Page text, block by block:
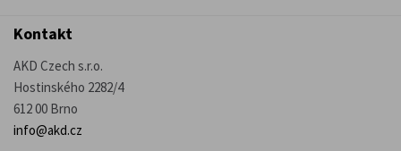
Kontakt
AKD Czech s.r.o.
Hostinského 2282/4
612 00 Brno
info@akd.cz